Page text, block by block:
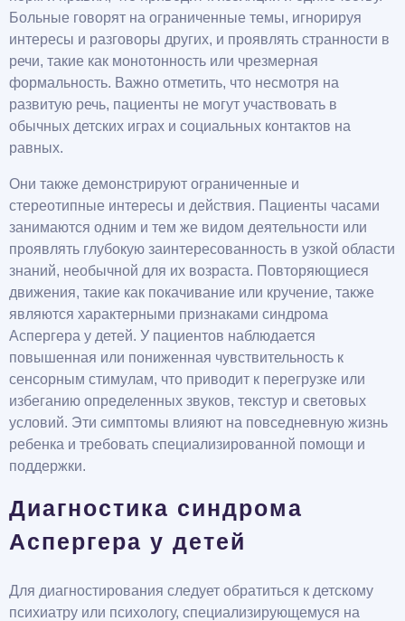
Больные говорят на ограниченные темы, игнорируя
интересы и разговоры других, и проявлять странности в
речи, такие как монотонность или чрезмерная
формальность. Важно отметить, что несмотря на
развитую речь, пациенты не могут участвовать в
обычных детских играх и социальных контактов на
равных.
Они также демонстрируют ограниченные и
стереотипные интересы и действия. Пациенты часами
занимаются одним и тем же видом деятельности или
проявлять глубокую заинтересованность в узкой области
знаний, необычной для их возраста. Повторяющиеся
движения, такие как покачивание или кручение, также
являются характерными признаками синдрома
Аспергера у детей. У пациентов наблюдается
повышенная или пониженная чувствительность к
сенсорным стимулам, что приводит к перегрузке или
избеганию определенных звуков, текстур и световых
условий. Эти симптомы влияют на повседневную жизнь
ребенка и требовать специализированной помощи и
поддержки.
Диагностика синдрома
Аспергера у детей
Для диагностирования следует обратиться к детскому
психиатру или психологу, специализирующемуся на